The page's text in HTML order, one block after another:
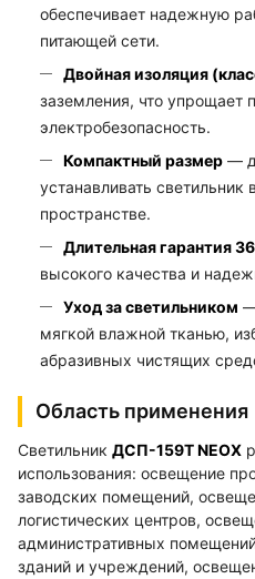
обеспечивает надежную
питающей сети.
Двойная изоляция
заземления, что упрощает
электробезопасность.
Компактный размер —
устанавливать светильник
пространстве.
Длительная гарантия
высокого качества и
Уход за светильником —
мягкой влажной тканью,
абразивных чистящих
Область применения
Светильник ДСП-159Т NEOX
использования: освещение
заводских помещений,
логистических центров,
административных
зданий и учреждений,